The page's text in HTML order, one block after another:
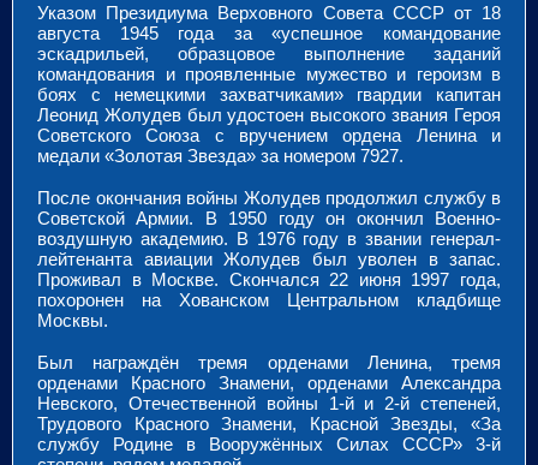
Указом Президиума Верховного Совета СССР от 18
августа 1945 года за «успешное командование
эскадрильей, образцовое выполнение заданий
командования и проявленные мужество и героизм в
боях с немецкими захватчиками» гвардии капитан
Леонид Жолудев был удостоен высокого звания Героя
Советского Союза с вручением ордена Ленина и
медали «Золотая Звезда» за номером 7927.
После окончания войны Жолудев продолжил службу в
Советской Армии. В 1950 году он окончил Военно-
воздушную академию. В 1976 году в звании генерал-
лейтенанта авиации Жолудев был уволен в запас.
Проживал в Москве. Скончался 22 июня 1997 года,
похоронен на Хованском Центральном кладбище
Москвы.
Был награждён тремя орденами Ленина, тремя
орденами Красного Знамени, орденами Александра
Невского, Отечественной войны 1-й и 2-й степеней,
Трудового Красного Знамени, Красной Звезды, «За
службу Родине в Вооружённых Силах СССР» 3-й